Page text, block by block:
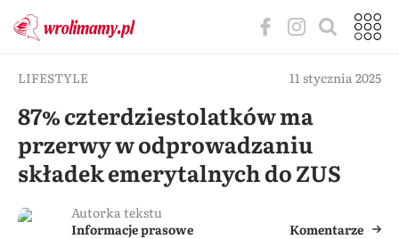
LIFESTYLE 11 stycznia 2025
87% czterdziestolatków ma
przerwy w odprowadzaniu
składek emerytalnych do ZUS
Autorka tekstu
Informacje prasowe
Komentarze